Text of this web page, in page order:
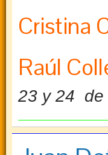
Cristina
Raúl
23 y 24 de